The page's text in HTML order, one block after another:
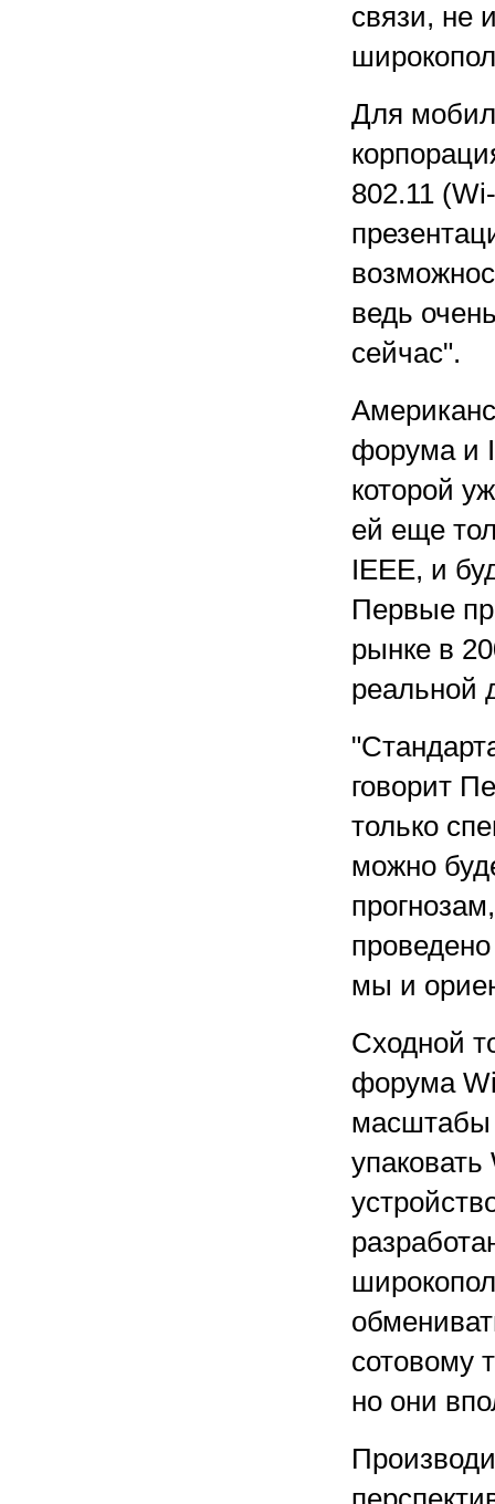
связи, не
Для
802.11
ведь
сейчас".
форума и
которой
ей еще
IEEE, и
Первые
рынке в
реальной
говорит
только
можно
мы и
Сходной
форума
масштабы
сотовому
но они